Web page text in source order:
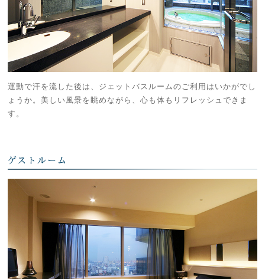
運動で汗を流した後は、ジェットバスルームのご利用はいかがでし
ょうか。美しい風景を眺めながら、心も体もリフレッシュできま
す。
ゲストルーム